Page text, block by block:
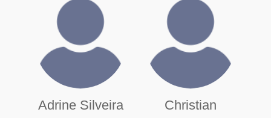
Adrine Silveira
Christian